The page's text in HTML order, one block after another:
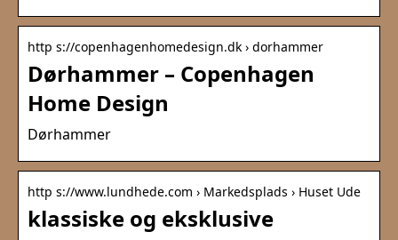
http s://copenhagenhomedesign.dk › dorhammer
Dørhammer – Copenhagen
Home Design
Dørhammer
http s://www.lundhede.com › Markedsplads › Huset Ude
klassiske og eksklusive